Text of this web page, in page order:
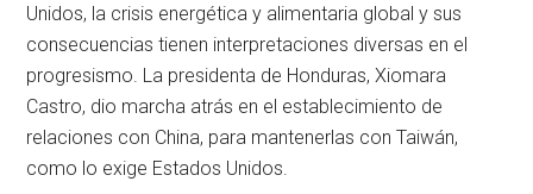
Unidos, la crisis energética y alimentaria global y sus
consecuencias tienen interpretaciones diversas en el
progresismo. La presidenta de Honduras, Xiomara
Castro, dio marcha atrás en el establecimiento de
relaciones con China, para mantenerlas con Taiwán,
como lo exige Estados Unidos.